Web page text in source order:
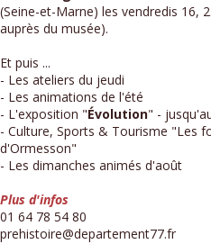
(Seine-et-Marne) les vendredis 16,
auprès du musée).
Et puis ...
- Les ateliers du jeudi
- Les animations de l'été
- L'exposition "Évolution" -
- Culture, Sports & Tourisme "Les
d'Ormesson"
- Les dimanches animés d'août
Plus d'infos
01 64 78 54 80
prehistoire@departement77.fr